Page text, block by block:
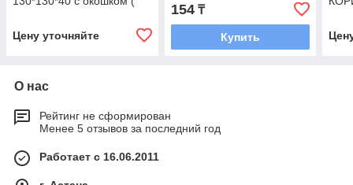
Цену уточняйте
154₸
Купить
О нас
Рейтинг не сформирован
Менее 5 отзывов за последний год
Работает с 16.06.2011